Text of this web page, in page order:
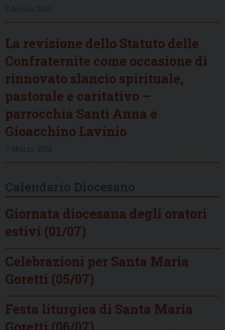
La revisione dello Statuto delle
Confraternite come occasione di
rinnovato slancio spirituale,
pastorale e caritativo –
parrocchia Santi Anna e
Gioacchino Lavinio
Giornata diocesana degli oratori
estivi (01/07)
Celebrazioni per Santa Maria
Goretti (05/07)
Festa liturgica di Santa Maria
Goretti (06/07)